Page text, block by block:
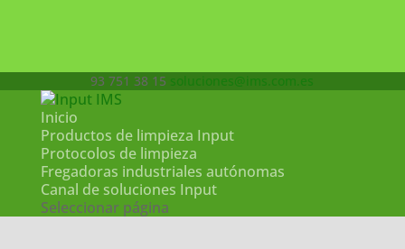
93 751 38 15 soluciones@ims.com.es
Inicio
Productos de limpieza Input
Protocolos de limpieza
Fregadoras industriales autónomas
Canal de soluciones Input
Seleccionar página